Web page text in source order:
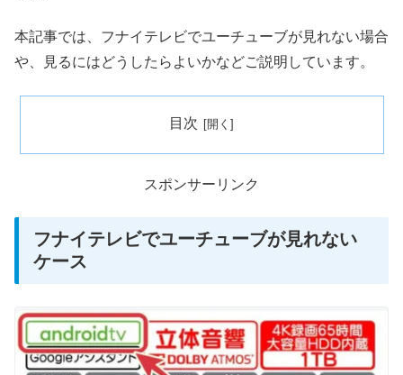
本記事では、フナイテレビでユーチューブが見れない場合
や、見るにはどうしたらよいかなどご説明しています。
目次
スポンサーリンク
フナイテレビでユーチューブが見れない
ケース